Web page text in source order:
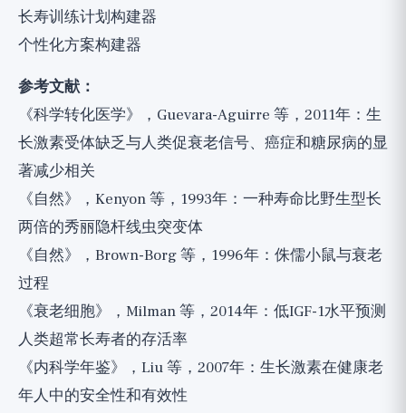
长寿训练计划构建器
个性化方案构建器
参考文献：
《科学转化医学》，Guevara-Aguirre 等，2011年：生
长激素受体缺乏与人类促衰老信号、癌症和糖尿病的显
著减少相关
《自然》，Kenyon 等，1993年：一种寿命比野生型长
两倍的秀丽隐杆线虫突变体
《自然》，Brown-Borg 等，1996年：侏儒小鼠与衰老
过程
《衰老细胞》，Milman 等，2014年：低IGF-1水平预测
人类超常长寿者的存活率
《内科学年鉴》，Liu 等，2007年：生长激素在健康老
年人中的安全性和有效性